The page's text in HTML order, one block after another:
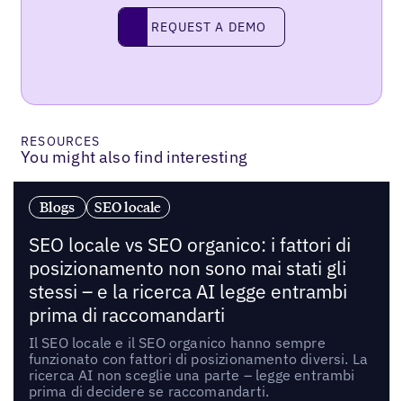
Request a demo
REQUEST A DEMO
RESOURCES
You might also find interesting
Blogs SEO locale
SEO locale vs SEO organico: i fattori di
posizionamento non sono mai stati gli
stessi – e la ricerca AI legge entrambi
prima di raccomandarti
Il SEO locale e il SEO organico hanno sempre
funzionato con fattori di posizionamento diversi. La
ricerca AI non sceglie una parte – legge entrambi
prima di decidere se raccomandarti.